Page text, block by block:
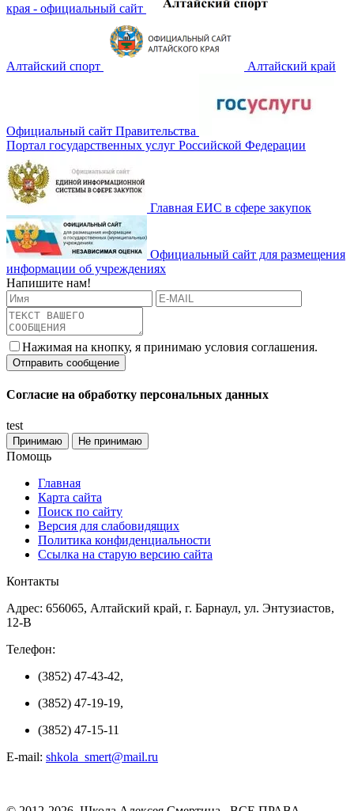
края - официальный сайт
Алтайский спорт Алтайский край
Официальный сайт Правительства
Портал государственных услуг Российской Федерации
Главная ЕИС в сфере закупок
Официальный сайт для размещения
информации об учреждениях
Напишите нам!
Нажимая на кнопку, я принимаю условия соглашения.
Согласие на обработку персональных данных
test
Принимаю Не принимаю
Помощь
Главная
Карта сайта
Поиск по сайту
Версия для слабовидящих
Политика конфиденциальности
Ссылка на старую версию сайта
Контакты
Адрес: 656065, Алтайский край, г. Барнаул, ул. Энтузиастов,
12-В
Телефон:
(3852) 47-43-42,
(3852) 47-19-19,
(3852) 47-15-11
E-mail: shkola_smert@mail.ru